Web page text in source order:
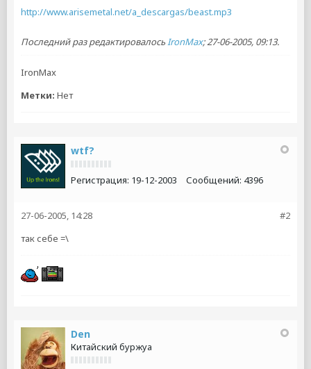
http://www.arisemetal.net/a_descargas/beast.mp3
Последний раз редактировалосьIronMax;27-06-2005, 09:13.
IronMax
Метки: Нет
wtf?
Регистрация: 19-12-2003 Сообщений: 4396
#2
27-06-2005, 14:28
так себе =\
Den
Китайский буржуа